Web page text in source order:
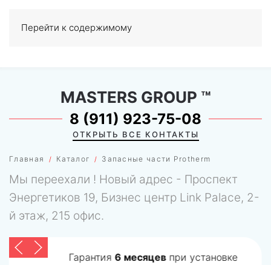
Перейти к содержимому
0
Главная Каталог Запасные части Protherm
MASTERS GROUP ™
8 (911) 923-75-08
ОТКРЫТЬ ВСЕ КОНТАКТЫ
Мы переехали ! Новый адрес - Проспект
Энергетиков 19, Бизнес центр Link Palace, 2-
й этаж, 215 офис.
Гарантия 6 месяцевпри установке